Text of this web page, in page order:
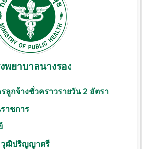
พยาบาลนางรอง
ลูกจ้างชั่วคราวรายวัน 2 อัตรา
าชการ
วุฒิปริญญาตรี